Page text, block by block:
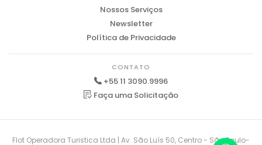
Nossos Serviços
Newsletter
Política de Privacidade
CONTATO
+55 11 3090.9996
Faça uma Solicitação
Flot Operadora Turistica Ltda | Av. São Luís 50, Centro - São Paulo-